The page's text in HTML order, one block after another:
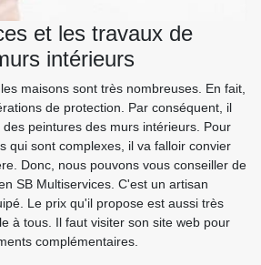
et les travaux de
intérieurs
maisons sont très nombreuses. En fait,
de protection. Par conséquent, il
peintures des murs intérieurs. Pour
qui sont complexes, il va falloir convier
Donc, nous pouvons vous conseiller de
SB Multiservices. C'est un artisan
Le prix qu'il propose est aussi très
à tous. Il faut visiter son site web pour
complémentaires.